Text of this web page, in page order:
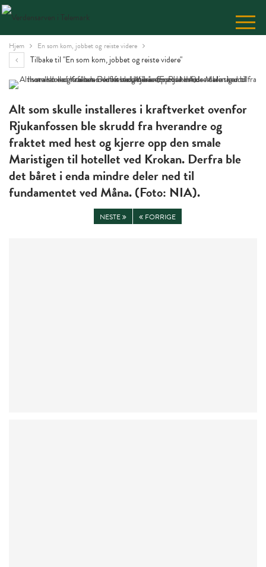
Skip
Content
Hjem En som kom, jobbet og reiste videre
Tilbake til "En som kom, jobbet og reiste videre"
Alt som skulle installeres i kraftverket ovenfor
Rjukanfossen ble skrudd fra hverandre og
fraktet med hest og kjerre opp den smale
Maristigen til hotellet ved Krokan. Derfra ble
det båret i enda mindre deler ned til
fundamentet ved Måna. (Foto: NIA).
NESTE FORRIGE